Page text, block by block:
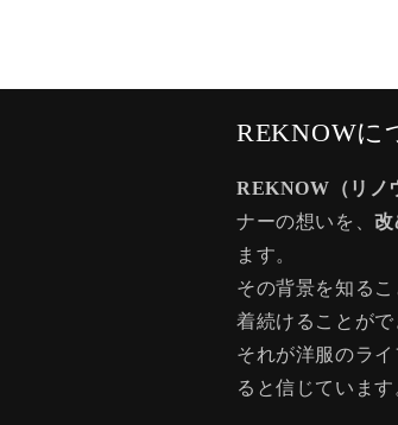
REKNOWに
REKNOW（リノ
ナーの想いを、改
ます。
その背景を知る
着続けることがで
それが洋服のラ
ると信じています